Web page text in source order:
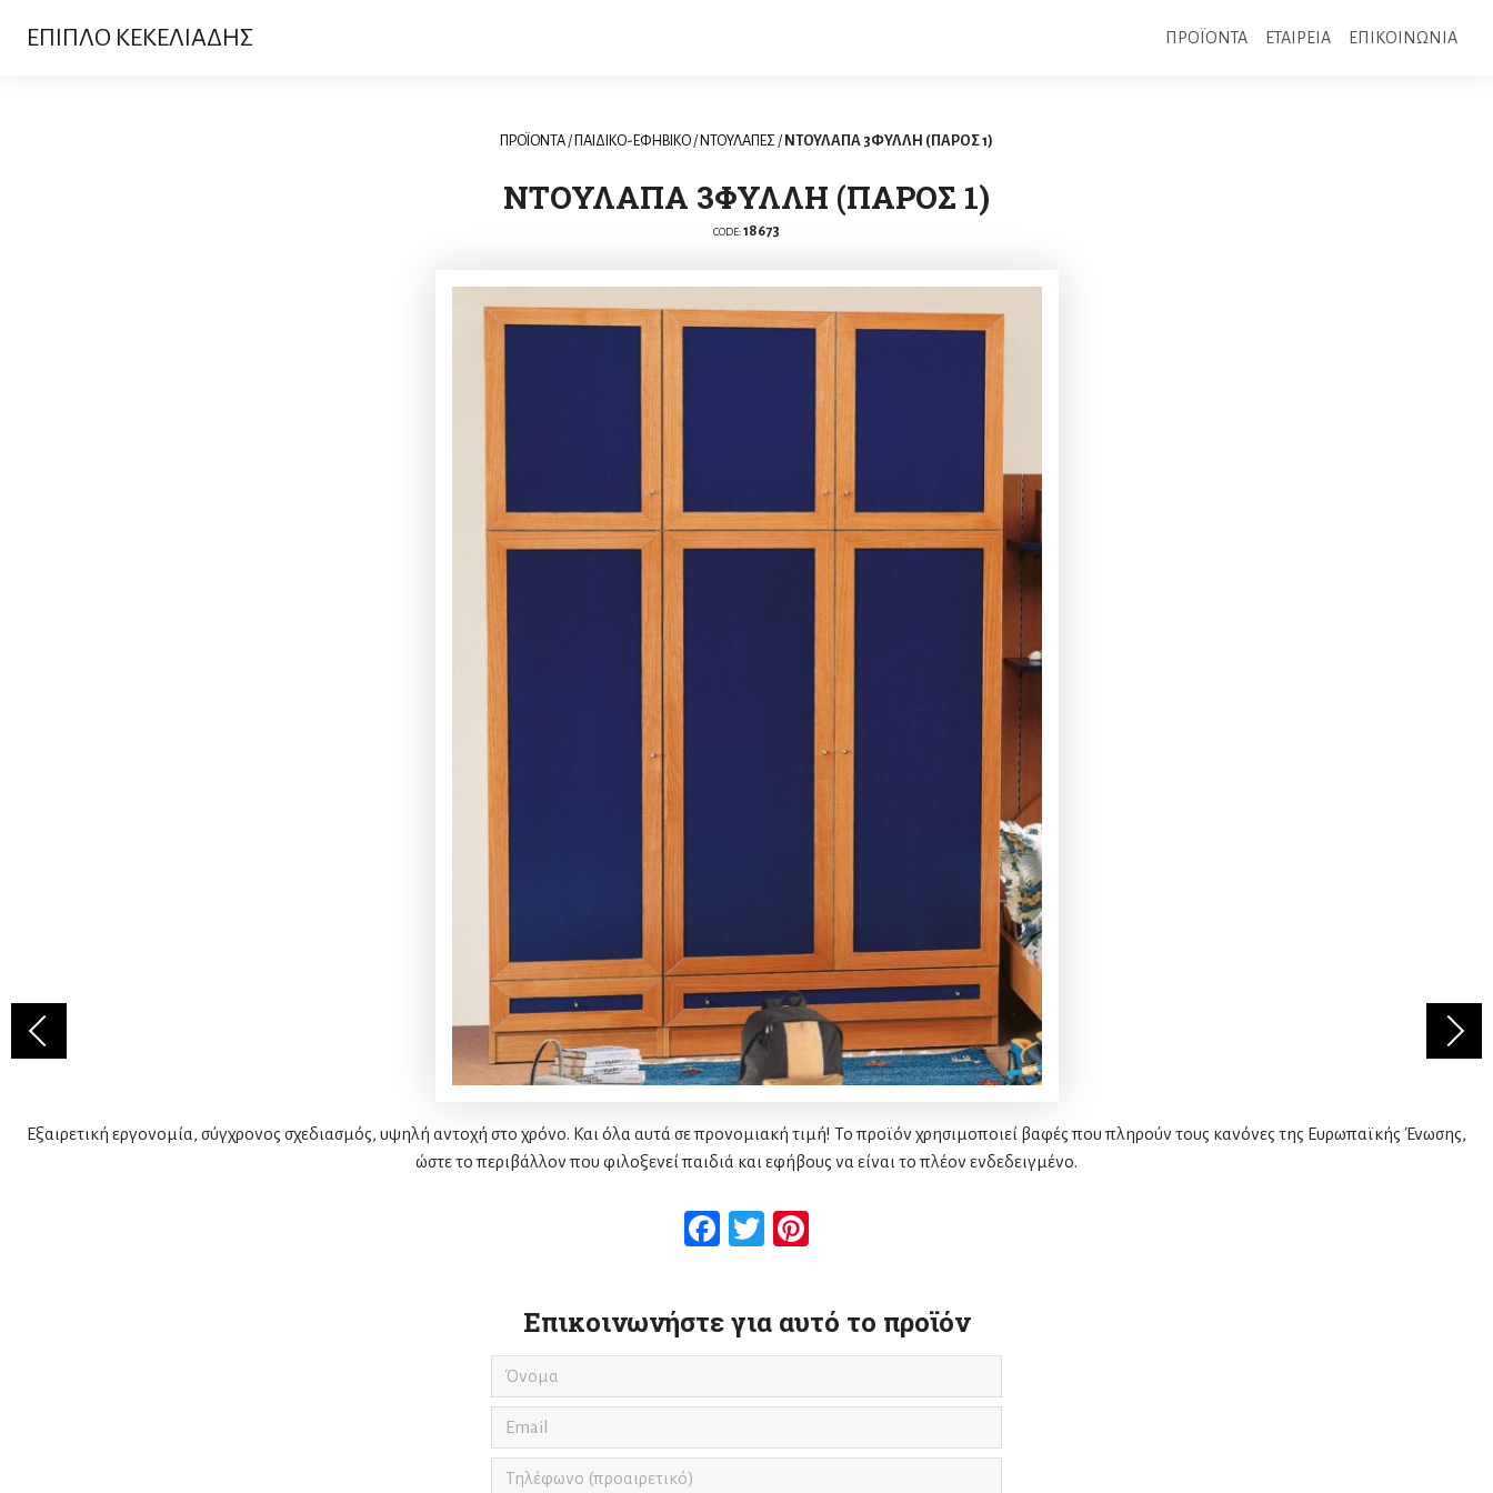
ΕΠΙΠΛΟ ΚΕΚΕΛΙΑΔΗΣ ΠΡΟΪΟΝΤΑ ΕΤΑΙΡΕΙΑ ΕΠΙΚΟΙΝΩΝΙΑ
ΠΡΟΪΟΝΤΑ / ΠΑΙΔΙΚΟ-ΕΦΗΒΙΚΟ / ΝΤΟΥΛΑΠΕΣ / ΝΤΟΥΛΑΠΑ 3ΦΥΛΛΗ (ΠΑΡΟΣ 1)
ΝΤΟΥΛΑΠΑ 3ΦΥΛΛΗ (ΠΑΡΟΣ 1)
CODE:18673
Εξαιρετική εργονομία, σύγχρονος σχεδιασμός, υψηλή αντοχή στο χρόνο. Και όλα αυτά σε προνομιακή τιμή! Το προϊόν χρησιμοποιεί βαφές που πληρούν τους κανόνες της Ευρωπαϊκής Ένωσης,
ώστε το περιβάλλον που φιλοξενεί παιδιά και εφήβους να είναι το πλέον ενδεδειγμένο.
Facebook
Twitter
Επικοινωνήστε για αυτό το προϊόν